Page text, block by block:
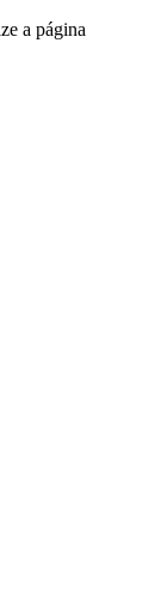
a página